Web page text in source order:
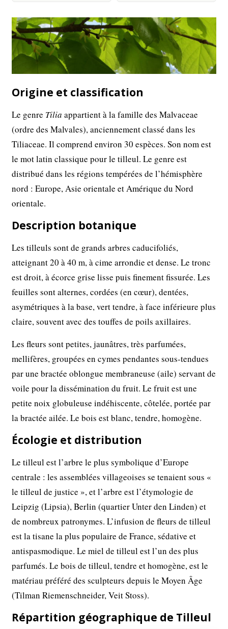
Origine et classification
Le genre Tilia appartient à la famille des Malvaceae
(ordre des Malvales), anciennement classé dans les
Tiliaceae. Il comprend environ 30 espèces. Son nom est
le mot latin classique pour le tilleul. Le genre est
distribué dans les régions tempérées de l’hémisphère
nord : Europe, Asie orientale et Amérique du Nord
orientale.
Description botanique
Les tilleuls sont de grands arbres caducifoliés,
atteignant 20 à 40 m, à cime arrondie et dense. Le tronc
est droit, à écorce grise lisse puis finement fissurée. Les
feuilles sont alternes, cordées (en cœur), dentées,
asymétriques à la base, vert tendre, à face inférieure plus
claire, souvent avec des touffes de poils axillaires.
Les fleurs sont petites, jaunâtres, très parfumées,
mellifères, groupées en cymes pendantes sous-tendues
par une bractée oblongue membraneuse (aile) servant de
voile pour la dissémination du fruit. Le fruit est une
petite noix globuleuse indéhiscente, côtelée, portée par
la bractée ailée. Le bois est blanc, tendre, homogène.
Écologie et distribution
Le tilleul est l’arbre le plus symbolique d’Europe
centrale : les assemblées villageoises se tenaient sous «
le tilleul de justice », et l’arbre est l’étymologie de
Leipzig (Lipsia), Berlin (quartier Unter den Linden) et
de nombreux patronymes. L’infusion de fleurs de tilleul
est la tisane la plus populaire de France, sédative et
antispasmodique. Le miel de tilleul est l’un des plus
parfumés. Le bois de tilleul, tendre et homogène, est le
matériau préféré des sculpteurs depuis le Moyen Âge
(Tilman Riemenschneider, Veit Stoss).
Répartition géographique de Tilleul